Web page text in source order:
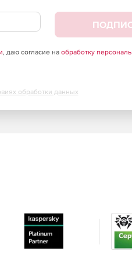
, даю согласие на обработку
обработки данных